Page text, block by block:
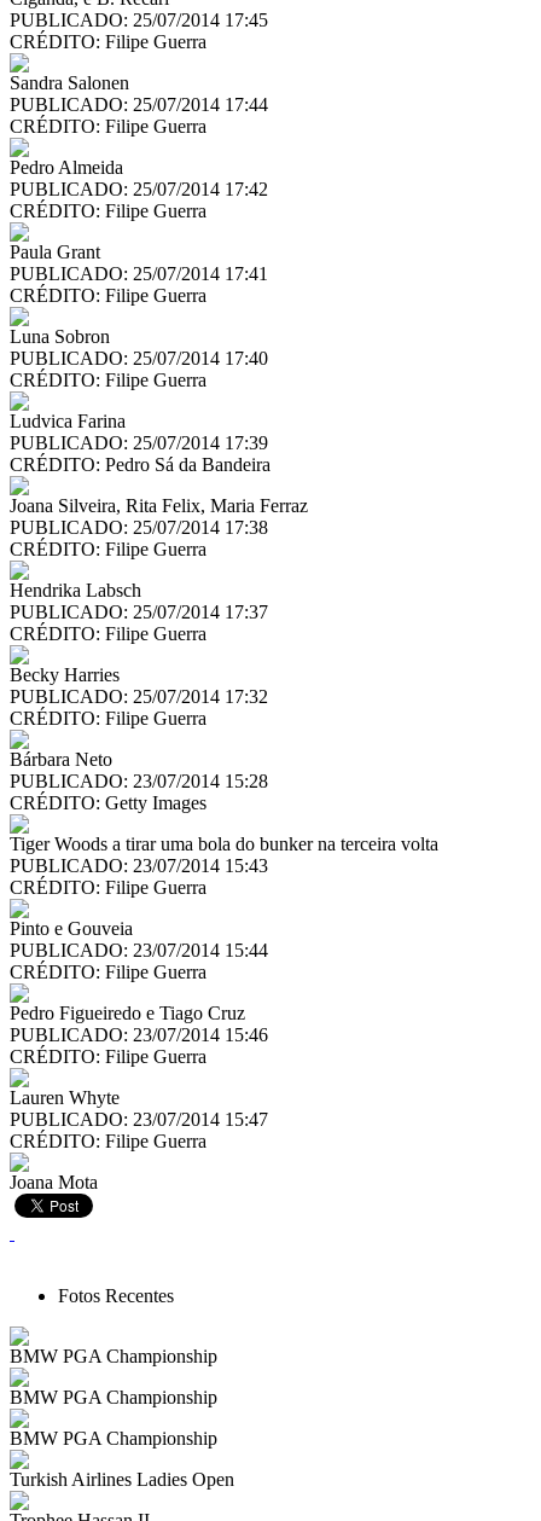
PUBLICADO: 25/07/2014 17:45
CRÉDITO: Filipe Guerra
Sandra Salonen
PUBLICADO: 25/07/2014 17:44
CRÉDITO: Filipe Guerra
Pedro Almeida
PUBLICADO: 25/07/2014 17:42
CRÉDITO: Filipe Guerra
Paula Grant
PUBLICADO: 25/07/2014 17:41
CRÉDITO: Filipe Guerra
Luna Sobron
PUBLICADO: 25/07/2014 17:40
CRÉDITO: Filipe Guerra
Ludvica Farina
PUBLICADO: 25/07/2014 17:39
CRÉDITO: Pedro Sá da Bandeira
Joana Silveira, Rita Felix, Maria Ferraz
PUBLICADO: 25/07/2014 17:38
CRÉDITO: Filipe Guerra
Hendrika Labsch
PUBLICADO: 25/07/2014 17:37
CRÉDITO: Filipe Guerra
Becky Harries
PUBLICADO: 25/07/2014 17:32
CRÉDITO: Filipe Guerra
Bárbara Neto
PUBLICADO: 23/07/2014 15:28
CRÉDITO: Getty Images
Tiger Woods a tirar uma bola do bunker na terceira volta
PUBLICADO: 23/07/2014 15:43
CRÉDITO: Filipe Guerra
Pinto e Gouveia
PUBLICADO: 23/07/2014 15:44
CRÉDITO: Filipe Guerra
Pedro Figueiredo e Tiago Cruz
PUBLICADO: 23/07/2014 15:46
CRÉDITO: Filipe Guerra
Lauren Whyte
PUBLICADO: 23/07/2014 15:47
CRÉDITO: Filipe Guerra
Joana Mota
Fotos Recentes
BMW PGA Championship
BMW PGA Championship
BMW PGA Championship
Turkish Airlines Ladies Open